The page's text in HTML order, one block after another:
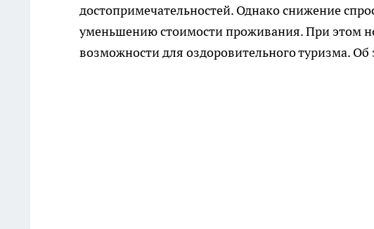
достопримечательностей. Однако снижение
уменьшению стоимости проживания. При этом
возможности для оздоровительного туризма. Об